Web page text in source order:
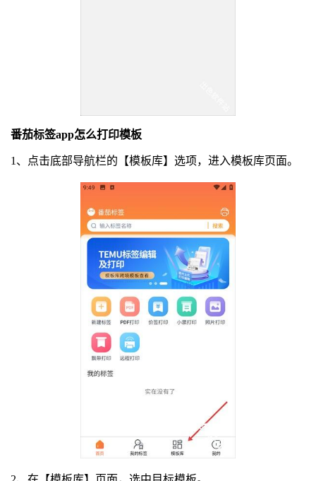
番茄标签app怎么打印模板
1、点击底部导航栏的【模板库】选项，进入模板库页面。